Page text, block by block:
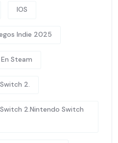
IOS
Indie 2025
Steam
2.
2.Nintendo Switch